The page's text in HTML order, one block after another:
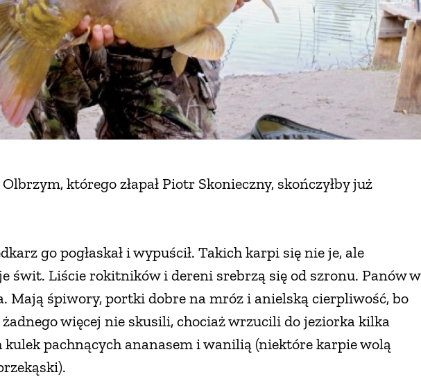
którego złapał Piotr Skonieczny, skończyłby już
go pogłaskał i wypuścił. Takich karpi się nie je, ale
świt. Liście rokitników i dereni srebrzą się od szronu. Panów w
Mają śpiwory, portki dobre na mróz i anielską cierpliwość, bo
więcej nie skusili, chociaż wrzucili do jeziorka kilka
pachnących ananasem i wanilią (niektóre karpie wolą